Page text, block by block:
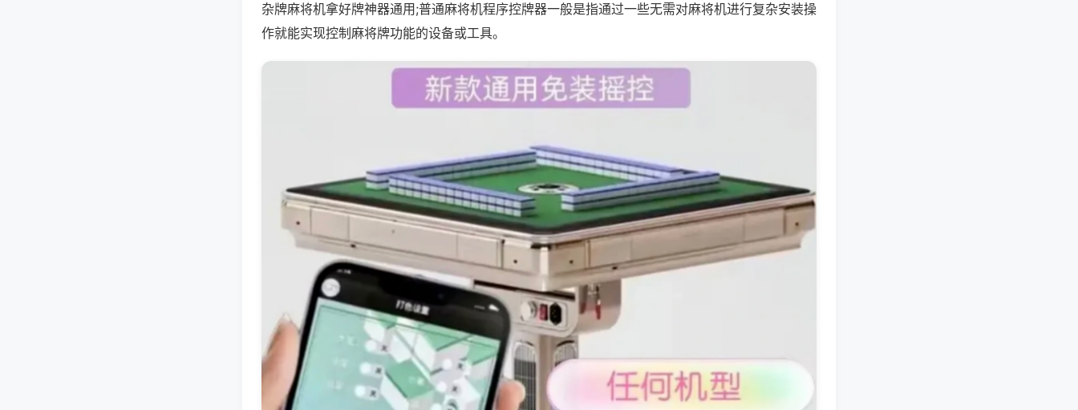
杂牌麻将机拿好牌神器通用;普通麻将机程序控牌器一般是指通过一些无需对麻将机进行复杂安装操
作就能实现控制麻将牌功能的设备或工具。